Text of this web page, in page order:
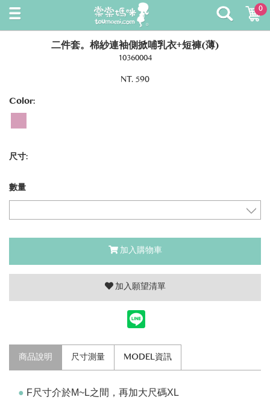
0
二件套。棉紗連袖側掀哺乳衣+短褲(薄)
10360004
NT. 590
Color:
尺寸:
數量
加入購物車
加入願望清單
商品說明 尺寸測量 MODEL資訊
● F尺寸介於M~L之間，再加大尺碼XL